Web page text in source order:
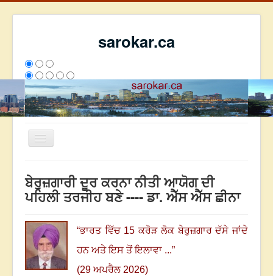
sarokar.ca
Toggle
ਰਚਨਾਵਾਂ
ਸੰਪਰਕ
We have 304 guests and no members online
2807070
ਇਸ ਹਫਤੇ34504
ਬੇਰੁਜ਼ਗਾਰੀ ਦੂਰ ਕਰਨਾ ਨੀਤੀ ਆਯੋਗ ਦੀ
ਪਹਿਲੀ ਤਰਜੀਹ ਬਣੇ ---- ਡਾ. ਐੱਸ ਐੱਸ ਛੀਨਾ
“ਭਾਰਤ ਵਿੱਚ 15 ਕਰੋੜ ਲੋਕ ਬੇਰੁਜ਼ਗਾਰ ਦੱਸੇ ਜਾਂਦੇ
ਹਨ ਅਤੇ ਇਸ ਤੋਂ ਇਲਾਵਾ ...”
(29 ਅਪਰੈਲ 2026)